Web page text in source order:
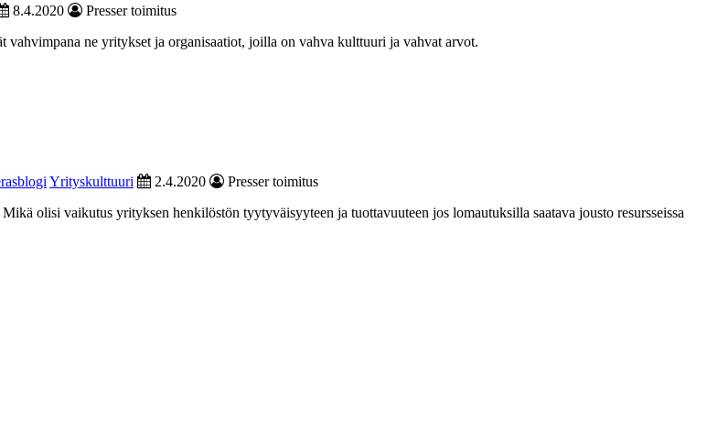
8.4.2020
Presser toimitus
ne yritykset ja organisaatiot, joilla on vahva kulttuuri ja vahvat arvot.
Yrityskulttuuri 2.4.2020
Presser toimitus
olisi vaikutus yrityksen henkilöstön tyytyväisyyteen ja tuottavuuteen jos lomautuksilla saatava jousto resursseissa